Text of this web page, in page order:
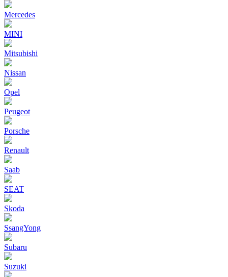
Mercedes
MINI
Mitsubishi
Nissan
Opel
Peugeot
Porsche
Renault
Saab
SEAT
Skoda
SsangYong
Subaru
Suzuki